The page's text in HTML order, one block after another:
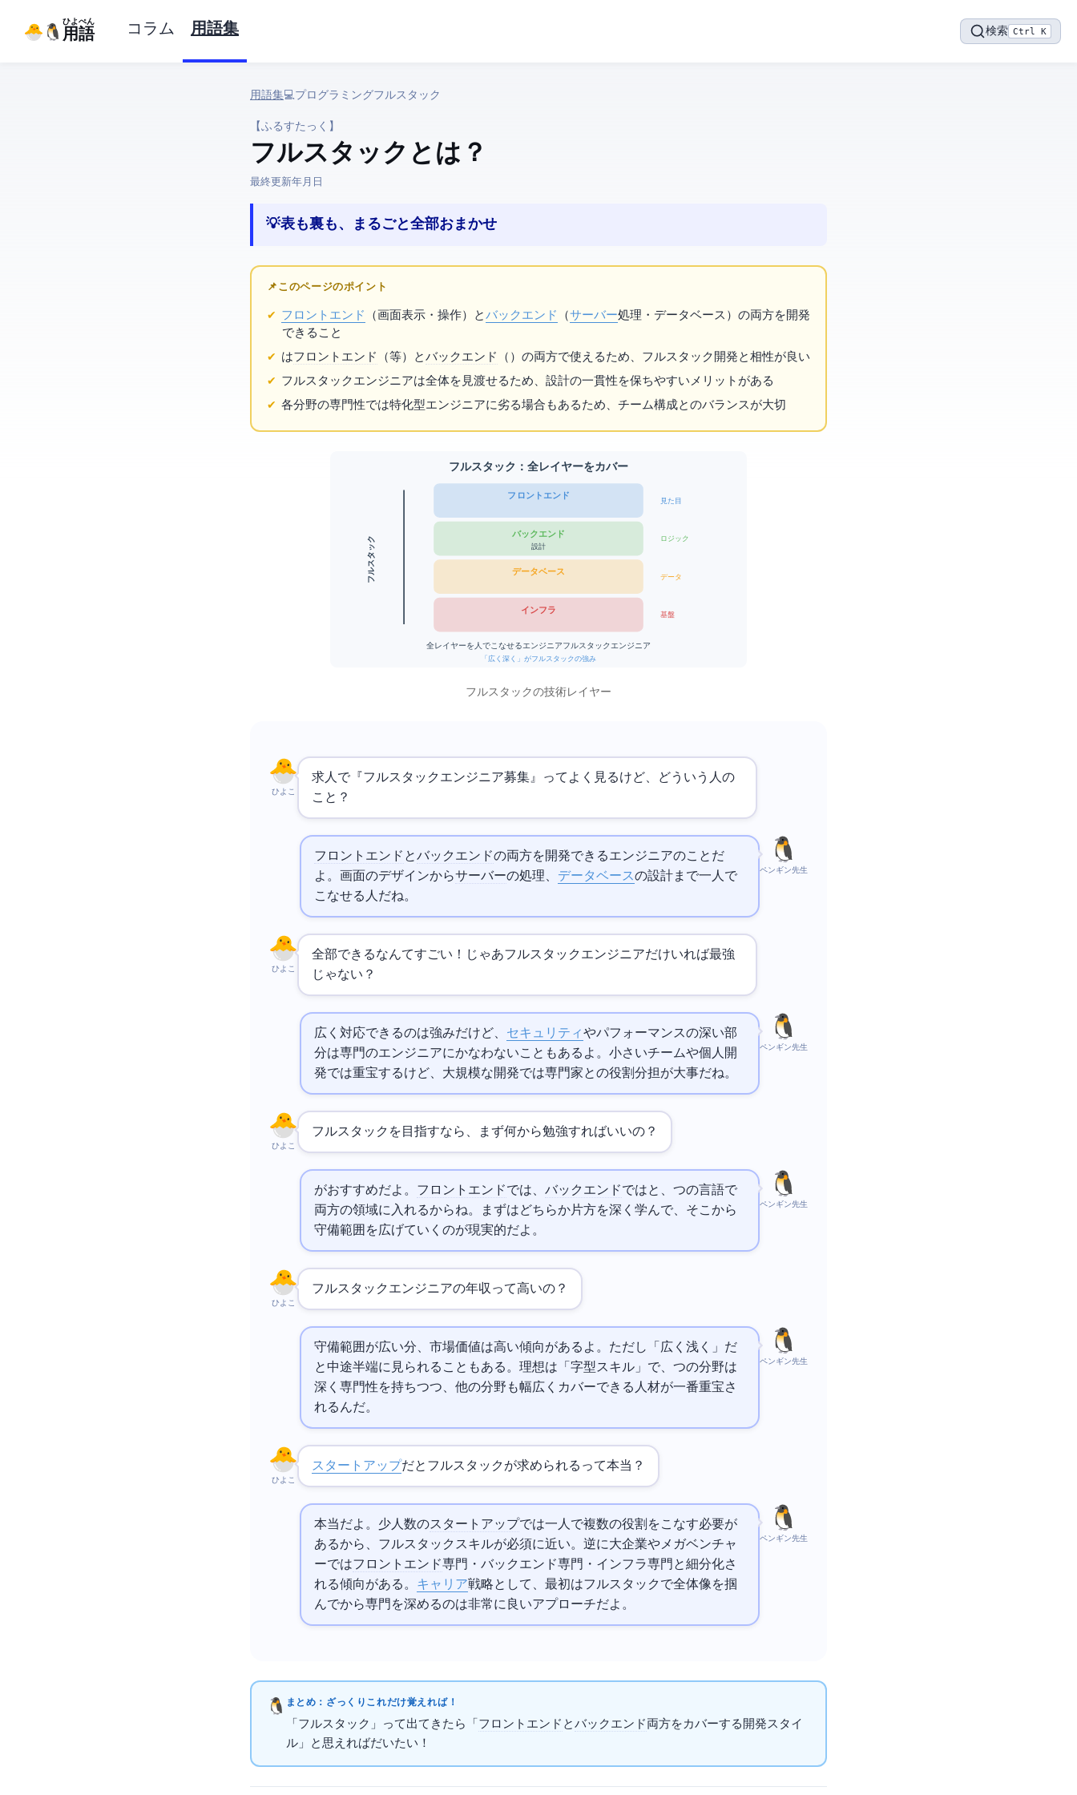
IT用語
ひよぺん コラム 用語集 検索 Ctrl K
用語集› 💻 プログラミング › フルスタック
【ふるすたっく】
フルスタック とは？
最終更新:2026年4月20日
💡 表も裏も、まるごと全部おまかせ
📌 このページのポイント
フロントエンド （画面表示・操作）とバックエンド （サーバー処理・データベース）の両方を開発
できること
はフロントエンド （等）とバックエンド （ ）の両方で使えるため、フルスタック開発と相性が良い
フルスタックエンジニアは全体を見渡せるため、設計の一貫性を保ちやすいメリットがある
各分野の専門性では特化型エンジニアに劣る場合もあるため、チーム構成とのバランスが大切
フルスタック：全レイヤーをカバー
フロントエンド
バックエンド
Node.js / Python / Java / API設計
データベース
インフラ / DevOps
フルスタック
見た目
ロジック
データ
基盤
全レイヤーを1人でこなせるエンジニア = フルスタックエンジニア
「広く深く」がフルスタックの強み
フルスタックの技術レイヤー
ひよこ
求人で『フルスタックエンジニア募集』ってよく見るけど、どういう人の
こと？
ペンギン先生
フロントエンド とバックエンドの両方を開発できるエンジニアのことだ
よ。画面のデザインからサーバーの処理、 データベースの設計まで一人で
こなせる人だね。
ひよこ
全部できるなんてすごい！じゃあフルスタックエンジニアだけいれば最強
じゃない？
ペンギン先生
広く対応できるのは強みだけど、 セキュリティやパフォーマンスの深い部
分は専門のエンジニアにかなわないこともあるよ。小さいチームや個人開
発では重宝するけど、大規模な開発では専門家との役割分担が大事だね。
ひよこ
フルスタックを目指すなら、まず何から勉強すればいいの？
ペンギン先生
がおすすめだよ。 フロントエンドでは、バックエンドではと、1つの言語で
両方の領域に入れるからね。まずはどちらか片方を深く学んで、そこから
守備範囲を広げていくのが現実的だよ。
ひよこ
フルスタックエンジニアの年収って高いの？
ペンギン先生
守備範囲が広い分、市場価値は高い傾向があるよ。ただし「広く浅く」だ
と中途半端に見られることもある。理想は「T字型スキル」で、1つの分野は
深く専門性を持ちつつ、他の分野も幅広くカバーできる人材が一番重宝さ
れるんだ。
ひよこ
スタートアップだとフルスタックが求められるって本当？
ペンギン先生
本当だよ。少人数のスタートアップでは一人で複数の役割をこなす必要が
あるから、フルスタックスキルが必須に近い。逆に大企業やメガベンチャ
ーではフロントエンド専門・バックエンド専門・インフラ専門と細分化さ
れる傾向がある。 キャリア戦略として、最初はフルスタックで全体像を掴
んでから専門を深めるのは非常に良いアプローチだよ。
まとめ：ざっくりこれだけ覚えればOK！
「フルスタック」って出てきたら「 フロントエンド とバックエンド両方をカバーする開発スタイ
ル」と思えればだいたいOK！